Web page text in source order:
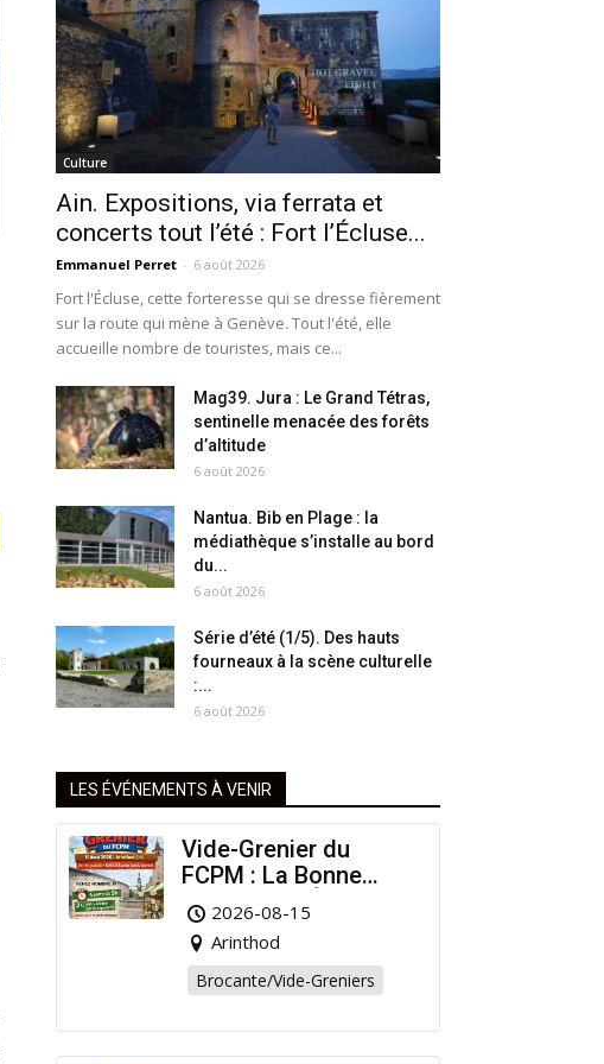
Culture
Ain. Expositions, via ferrata et
concerts tout l’été : Fort l’Écluse...
Emmanuel Perret - 6 août 2026
Fort l'Écluse, cette forteresse qui se dresse fièrement
sur la route qui mène à Genève. Tout l'été, elle
accueille nombre de touristes, mais ce...
Mag39. Jura : Le Grand Tétras,
sentinelle menacée des forêts
d’altitude
6 août 2026
Nantua. Bib en Plage : la
médiathèque s’installe au bord
du...
6 août 2026
Série d’été (1/5). Des hauts
fourneaux à la scène culturelle
:...
6 août 2026
LES ÉVÉNEMENTS À VENIR
Vide-Grenier du
FCPM : La Bonne
Affaire de l’Été à
Arinthod !
2026-08-15
Arinthod
Brocante/Vide-Greniers